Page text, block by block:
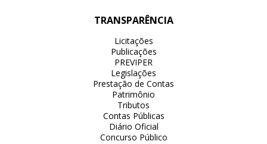
TRANSPARÊNCIA
Licitações
Publicações
PREVIPER
Legislações
Prestação de Contas
Patrimônio
Tributos
Contas Públicas
Diário Oficial
Concurso Público